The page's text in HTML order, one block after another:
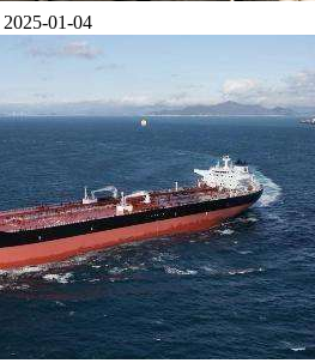
2025-01-04